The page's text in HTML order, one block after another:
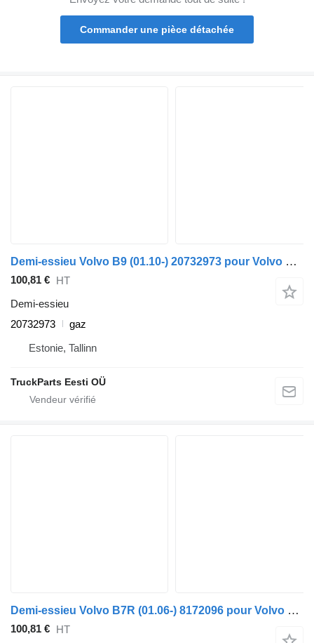
Commander une pièce détachée
Demi-essieu Volvo B9 (01.10-) 20732973 pour Volvo B7, B8, B9, B12 bus (2005-)
100,81 € HT
Demi-essieu
20732973
gaz
Estonie, Tallinn
TruckParts Eesti OÜ
Demi-essieu Volvo B7R (01.06-) 8172096 pour Volvo B7, B8, B9, B12 bus (2005-)
100,81 € HT